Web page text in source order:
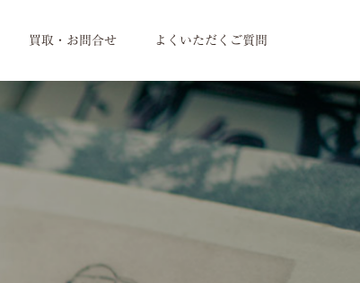
買取・お問合せ よくいただくご質問